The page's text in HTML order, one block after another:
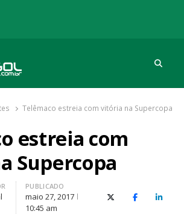
as melhores coberturas
Telêmaco estreia com vitória na Supercopa
estreia com
Supercopa
PUBLICADO
maio 27, 2017
10:45 am
X (Twitter)Facebook
O